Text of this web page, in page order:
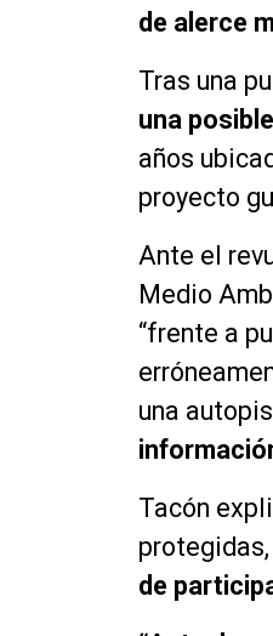
de alerce
Tras una
una
años
proyecto
Ante el
Medio
“frente a
una
Tacón
protegidas,
de